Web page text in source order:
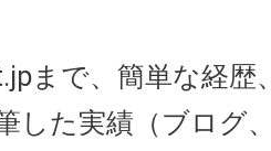
まで、簡単な経歴
した実績（ブログ